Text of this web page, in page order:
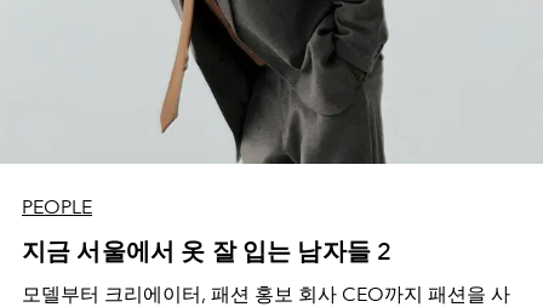
PEOPLE
지금 서울에서 옷 잘 입는 남자들 2
모델부터 크리에이터, 패션 홍보 회사 CEO까지 패션을 사